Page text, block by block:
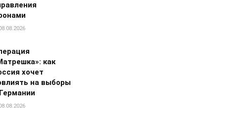
как
хочет
на выборы